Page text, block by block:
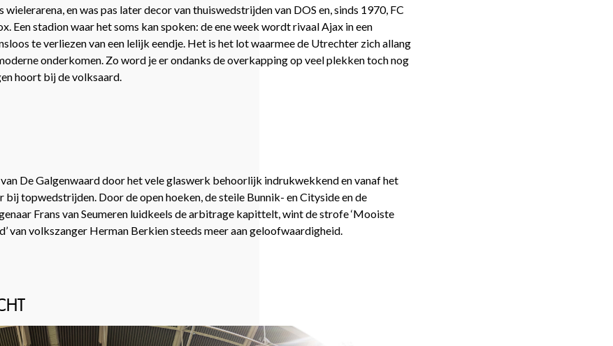
en was pas later decor van thuiswedstrijden van DOS en, sinds 1970, FC
Een stadion waar het soms kan spoken: de ene week wordt rivaal Ajax in een
te verliezen van een lelijk eendje. Het is het lot waarmee de Utrechter zich allang
onderkomen. Zo word je er ondanks de overkapping op veel plekken toch nog
hoort bij de volksaard.
De Galgenwaard door het vele glaswerk behoorlijk indrukwekkend en vanaf het
bij topwedstrijden. Door de open hoeken, de steile Bunnik- en Cityside en de
Frans van Seumeren luidkeels de arbitrage kapittelt, wint de strofe ‘Mooiste
van volkszanger Herman Berkien steeds meer aan geloofwaardigheid.